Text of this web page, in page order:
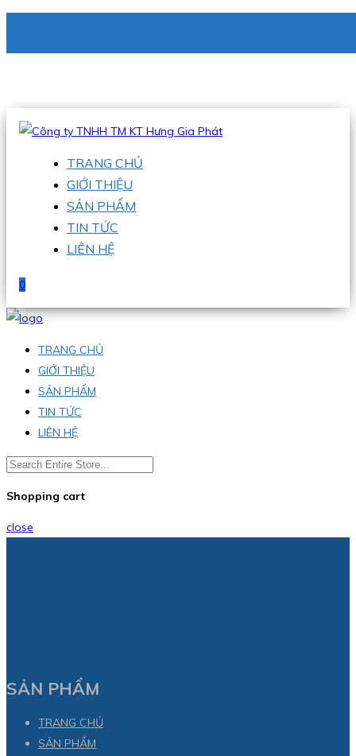
Hotline:0938 336 079
TRANG CHỦ
GIỚI THIỆU
SẢN PHẨM
TIN TỨC
LIÊN HỆ
0
TRANG CHỦ
GIỚI THIỆU
SẢN PHẨM
TIN TỨC
LIÊN HỆ
Shopping cart
close
SẢN PHẨM
TRANG CHỦ
SẢN PHẨM